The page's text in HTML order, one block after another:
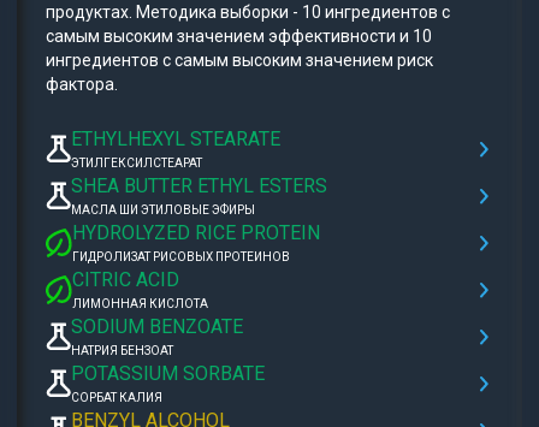
продуктах. Методика выборки - 10 ингредиентов с
самым высоким значением эффективности и 10
ингредиентов с самым высоким значением риск
фактора.
ETHYLHEXYL STEARATE
ЭТИЛГЕКСИЛСТЕАРАТ
SHEA BUTTER ETHYL ESTERS
МАСЛА ШИ ЭТИЛОВЫЕ ЭФИРЫ
HYDROLYZED RICE PROTEIN
ГИДРОЛИЗАТ РИСОВЫХ ПРОТЕИНОВ
CITRIC ACID
ЛИМОННАЯ КИСЛОТА
SODIUM BENZOATE
НАТРИЯ БЕНЗОАТ
POTASSIUM SORBATE
СОРБАТ КАЛИЯ
BENZYL ALCOHOL